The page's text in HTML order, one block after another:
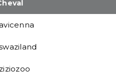
ziziozoo